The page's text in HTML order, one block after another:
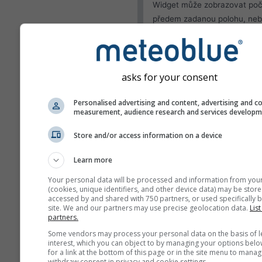
Widget může zobrazovat
předem zadanou polohu,
návštěvníka vašeho webu.
Použít aktuální
Zjistit polohu
Vzhled
Funkce
Více údajů o počasí
asks for your consent
Personalised advertising and content, advertising and
measurement, audience research and services
Store and/or access information on a device
Learn more
Your personal data will be processed and information from
(cookies, unique identifiers, and other device data) may be
accessed by and shared with 750 partners, or used specifically
site. We and our partners may use precise geolocation data.
partners.
Some vendors may process your personal data on the basis of
interest, which you can object to by managing your options
for a link at the bottom of this page or in the site menu to